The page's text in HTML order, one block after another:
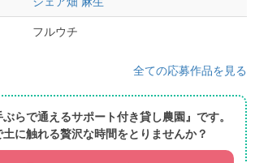
フルウチ
全ての応募作品を見る
らで通えるサポート付き貸し農園』です。
に触れる贅沢な時間をとりませんか？